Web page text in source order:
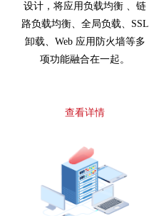
设计，将应用负载均衡 、链
路负载均衡、全局负载、SSL
卸载、Web 应用防火墙等多
项功能融合在一起。
查看详情